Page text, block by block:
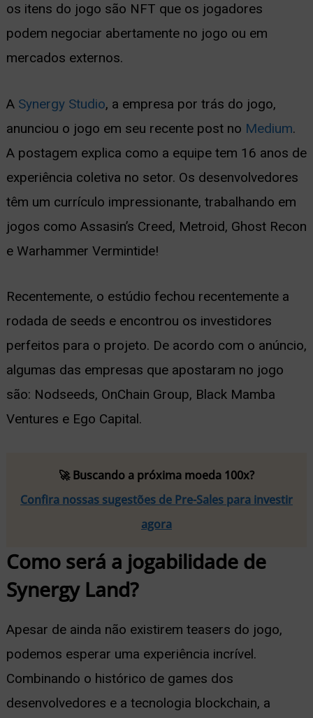
os itens do jogo são NFT que os jogadores
podem negociar abertamente no jogo ou em
mercados externos.
A Synergy Studio, a empresa por trás do jogo,
anunciou o jogo em seu recente post no Medium.
A postagem explica como a equipe tem 16 anos de
experiência coletiva no setor. Os desenvolvedores
têm um currículo impressionante, trabalhando em
jogos como Assasin’s Creed, Metroid, Ghost Recon
e Warhammer Vermintide!
Recentemente, o estúdio fechou recentemente a
rodada de seeds e encontrou os investidores
perfeitos para o projeto. De acordo com o anúncio,
algumas das empresas que apostaram no jogo
são: Nodseeds, OnChain Group, Black Mamba
Ventures e Ego Capital.
🚀 Buscando a próxima moeda 100x?
Confira nossas sugestões de Pre-Sales para investir
agora
Como será a jogabilidade de
Synergy Land?
Apesar de ainda não existirem teasers do jogo,
podemos esperar uma experiência incrível.
Combinando o histórico de games dos
desenvolvedores e a tecnologia blockchain, a